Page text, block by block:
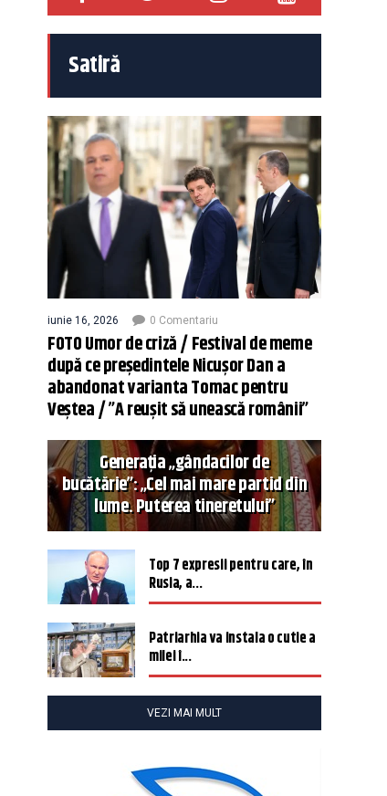
Satiră
iunie 16, 2026 0 Comentariu
FOTO Umor de criză / Festival de meme
după ce președintele Nicușor Dan a
abandonat varianta Tomac pentru
Veștea / ”A reușit să unească românii”
Generația „gândacilor de
bucătărie”: „Cel mai mare partid din
lume. Puterea tineretului”
Top 7 expresii pentru care, în
Rusia, a...
Patriarhia va instala o cutie a
milei î...
VEZI MAI MULT